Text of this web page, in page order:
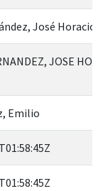
José Horacio
JOSE
Emilio